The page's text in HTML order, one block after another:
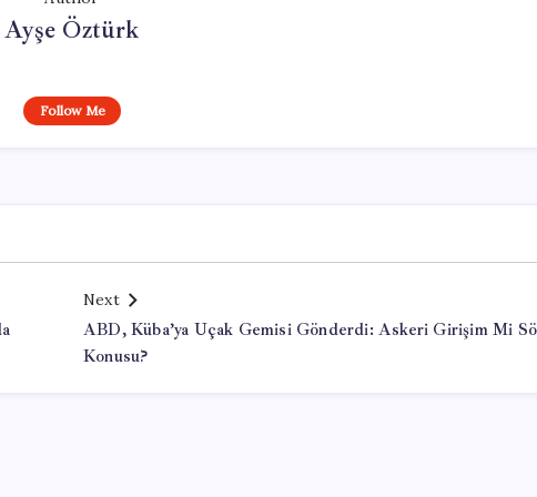
Ayşe Öztürk
Follow Me
Next
ABD, Küba’ya Uçak Gemisi Gönderdi: Askeri Girişim Mi
Konusu?